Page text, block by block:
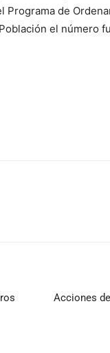
Programa de
el número
Acciones